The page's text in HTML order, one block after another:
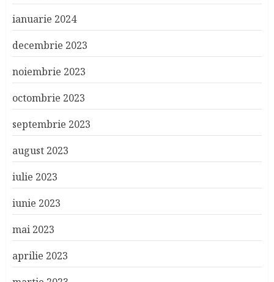
ianuarie 2024
decembrie 2023
noiembrie 2023
octombrie 2023
septembrie 2023
august 2023
iulie 2023
iunie 2023
mai 2023
aprilie 2023